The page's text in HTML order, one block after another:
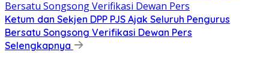
Ketum dan Sekjen DPP PJS Ajak Seluruh Pengurus
Bersatu Songsong Verifikasi Dewan Pers
Selengkapnya